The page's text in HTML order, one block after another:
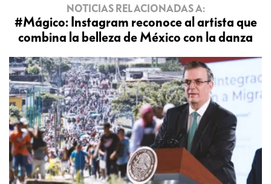
NOTICIAS RELACIONADAS A:
#Mágico: Instagram reconoce al artista que
combina la belleza de México con la danza